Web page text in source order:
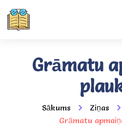
Grāmatu
Sākums Ziņas
Grāmatu